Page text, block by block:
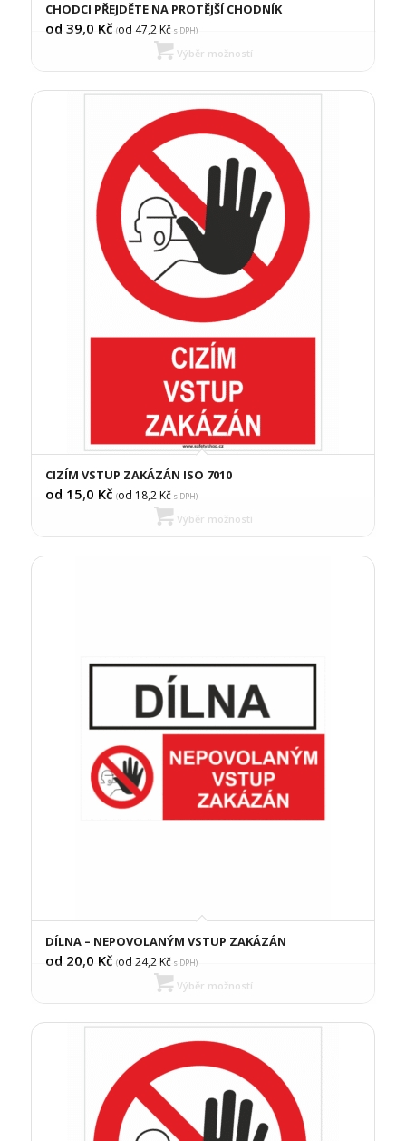
CHODCI PŘEJDĚTE NA PROTĚJŠÍ CHODNÍK
od 39,0 Kč (od 47,2Kčs DPH)
Výběr možností
CIZÍM VSTUP ZAKÁZÁN ISO 7010
od 15,0 Kč (od 18,2Kčs DPH)
Výběr možností
DÍLNA – NEPOVOLANÝM VSTUP ZAKÁZÁN
od 20,0 Kč (od 24,2Kčs DPH)
Výběr možností